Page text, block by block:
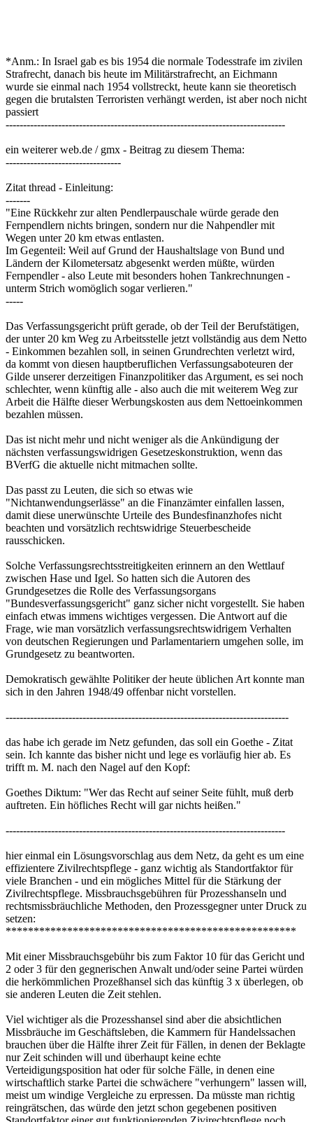
---------------------------------
Zitat thread - Einleitung:
-------
"Eine Rückkehr zur alten Pendlerpauschale würde gerade den
Fernpendlern nichts bringen, sondern nur die Nahpendler mit
Im Gegenteil: Weil auf Grund der Haushaltslage von Bund und
Ländern der Kilometersatz abgesenkt werden müßte, würden
unterm Strich womöglich sogar verlieren."
-----
Das Verfassungsgericht prüft gerade, ob der Teil der Berufstätigen,
der unter 20 km Weg zu Arbeitsstelle jetzt vollständig aus dem Netto
- Einkommen bezahlen soll, in seinen Grundrechten verletzt wird,
da kommt von diesen hauptberuflichen Verfassungsaboteuren der
Gilde unserer derzeitigen Finanzpolitiker das Argument, es sei noch
schlechter, wenn künftig alle - also auch die mit weiterem Weg zur
Arbeit die Hälfte dieser Werbungskosten aus dem Nettoeinkommen
Das ist nicht mehr und nicht weniger als die Ankündigung der
nächsten verfassungswidrigen Gesetzeskonstruktion, wenn das
BVerfG die aktuelle nicht mitmachen sollte.
Das passt zu Leuten, die sich so etwas wie
"Nichtanwendungserlässe" an die Finanzämter einfallen lassen,
damit diese unerwünschte Urteile des Bundesfinanzhofes nicht
rausschicken.
Solche Verfassungsrechtsstreitigkeiten erinnern an den Wettlauf
Grundgesetzes die Rolle des Verfassungsorgans
"Bundesverfassungsgericht" ganz sicher nicht vorgestellt. Sie haben
einfach etwas immens wichtiges vergessen. Die Antwort auf die
Frage, wie man vorsätzlich verfassungsrechtswidrigem Verhalten
von deutschen Regierungen und Parlamentariern umgehen solle, im
Demokratisch gewählte Politiker der heute üblichen Art konnte man
sich in den Jahren 1948/49 offenbar nicht vorstellen.
---------------------------------------------------------------------------------
das habe ich gerade im Netz gefunden, das soll ein Goethe - Zitat
sein. Ich kannte das bisher nicht und lege es vorläufig hier ab. Es
Goethes Diktum: "Wer das Recht auf seiner Seite fühlt, muß derb
hier einmal ein Lösungsvorschlag aus dem Netz, da geht es um eine
effizientere Zivilrechtspflege - ganz wichtig als Standortfaktor für
Zivilrechtspflege. Missbrauchsgebühren für Prozesshanseln und
rechtsmissbräuchliche Methoden, den Prozessgegner unter Druck zu
****************************************************
Mit einer Missbrauchsgebühr bis zum Faktor 10 für das Gericht und
2 oder 3 für den gegnerischen Anwalt und/oder seine Partei würden
die herkömmlichen Prozeßhansel sich das künftig 3 x überlegen, ob
sie anderen Leuten die Zeit stehlen.
Viel wichtiger als die Prozesshansel sind aber die absichtlichen
nur Zeit schinden will und überhaupt keine echte
Verteidigungsposition hat oder für solche Fälle, in denen eine
wirtschaftlich starke Partei die schwächere "verhungern" lassen will,
meist um windige Vergleiche zu erpressen. Da müsste man richtig
Standortfaktor einer gut funktionierenden Zivirechtspflege noch
einmal deutlich verstärken. Eine Verletzung des rechtlichen Gehörs
durch Missbrauchsgebühren sehe ich nicht. Das BVerfG praktiziert
das ja, wenn dadurch das rechtliche Gehör verletzt würde, wäre das
da bestimmt schon jemandem aufgefallen :-p
Der Stuttgarter OB Rommel:
Ich trete überall, wo das notwendig ist, der Meinung entgegen, der